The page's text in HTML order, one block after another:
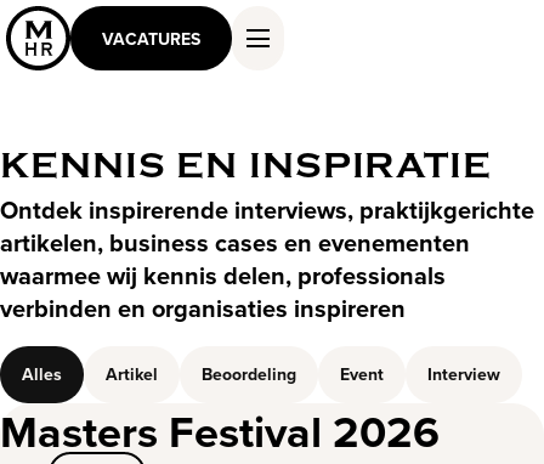
VACATURES
DIENSTEN EN OPLOSSINGEN
WERKEN ALS MASTER
KENNIS EN INSPIRATIE
OVER ONS
KENNIS EN INSPIRATIE
Ontdek inspirerende interviews, praktijkgerichte
artikelen, business cases en evenementen
waarmee wij kennis delen, professionals
verbinden en organisaties inspireren
Alles Artikel Beoordeling Event Interview
Masters Festival 2026